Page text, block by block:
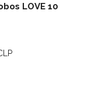
LOVE 10